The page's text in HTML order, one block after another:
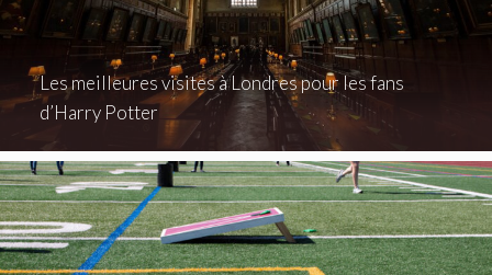
Les meilleures visites à Londres pour les fans
d’Harry Potter